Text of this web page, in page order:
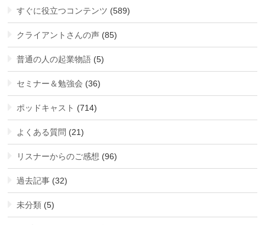
すぐに役立つコンテンツ (589)
クライアントさんの声 (85)
普通の人の起業物語 (5)
セミナー＆勉強会 (36)
ポッドキャスト (714)
よくある質問 (21)
リスナーからのご感想 (96)
過去記事 (32)
未分類 (5)